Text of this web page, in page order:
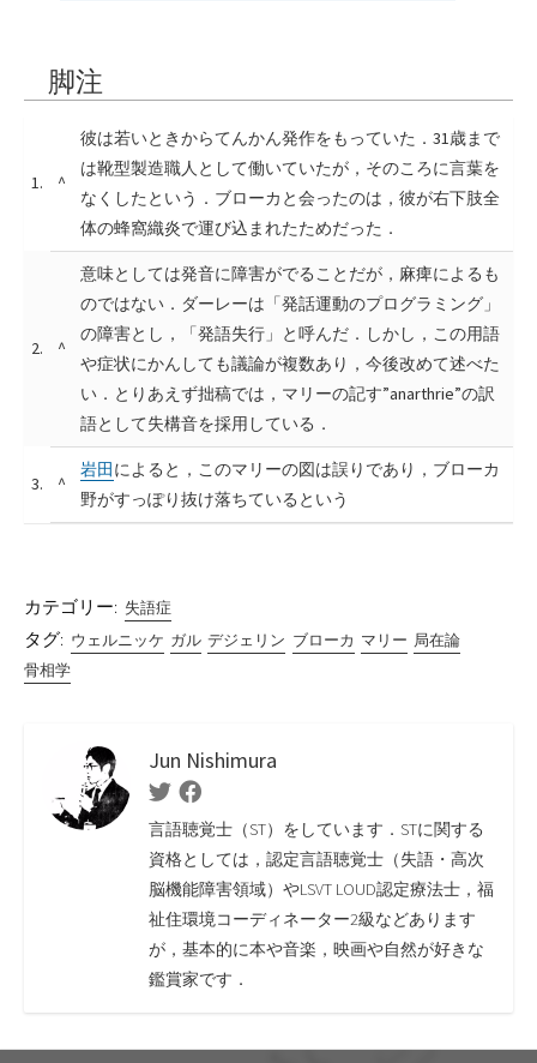
脚注
1. ^
彼は若いときからてんかん発作をもっていた．31歳まで
は靴型製造職人として働いていたが，そのころに言葉を
なくしたという．ブローカと会ったのは，彼が右下肢全
体の蜂窩織炎で運び込まれたためだった．
2. ^
意味としては発音に障害がでることだが，麻痺によるも
のではない．ダーレーは「発話運動のプログラミング」
の障害とし，「発語失行」と呼んだ．しかし，この用語
や症状にかんしても議論が複数あり，今後改めて述べた
い．とりあえず拙稿では，マリーの記す”anarthrie”の訳
語として失構音を採用している．
3. ^
岩田によると，このマリーの図は誤りであり，ブローカ
野がすっぽり抜け落ちているという
カテゴリー: 失語症
タグ: ウェルニッケ ガル デジェリン ブローカ マリー 局在論
骨相学
Jun Nishimura
TwitterFacebook
言語聴覚士（ST）をしています．STに関する
資格としては，認定言語聴覚士（失語・高次
脳機能障害領域）やLSVT LOUD認定療法士，福
祉住環境コーディネーター2級などあります
が，基本的に本や音楽，映画や自然が好きな
鑑賞家です．